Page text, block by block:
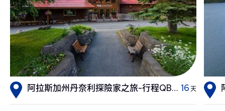
阿拉斯加州丹奈利探險家之旅-行程QB8 8天 16 天